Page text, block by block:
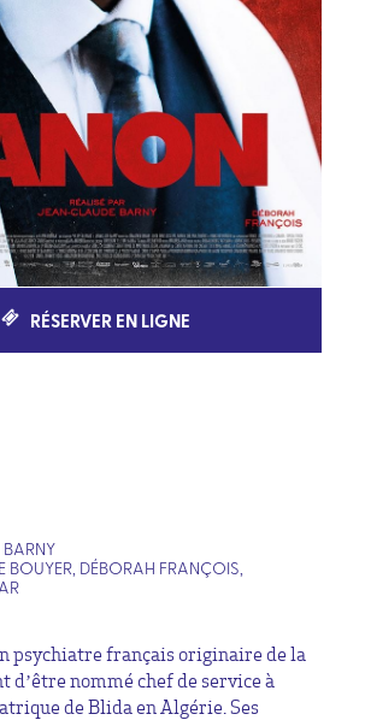
RÉSERVER EN LIGNE
BOUYER, DÉBORAH FRANÇOIS,
psychiatre français originaire de la
nommé chef de service à
de Blida en Algérie. Ses